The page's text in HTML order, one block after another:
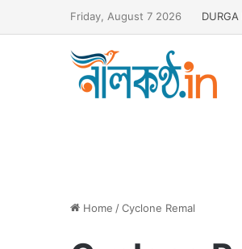
Friday, August 7 2026 DURGA
Home /Cyclone Remal